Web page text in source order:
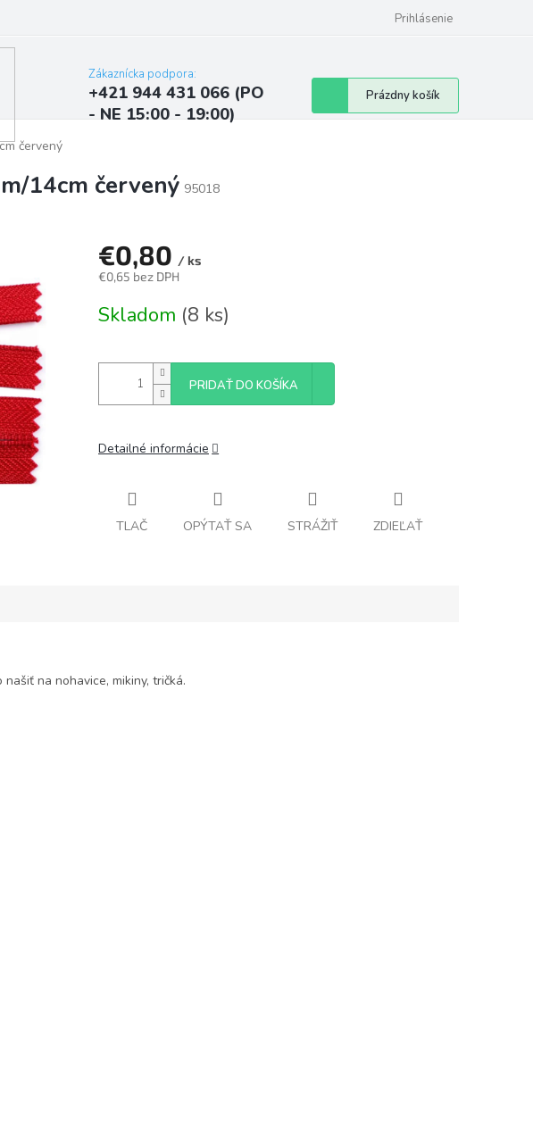
Najčastejšie otázky a odpovede
Prihlásenie
Zákaznícka podpora:
+421 944 431 066 (PO
- NE 15:00 - 19:00)
Nákupný
košík
Prázdny košík
červený
14cm červený 95018
€0,80 / ks
€0,65 bez DPH
cena:
Skladom (8 ks)
PRIDAŤ DO KOŠÍKA
Detailné informácie
TLAČ OPÝTAŤ SA STRÁŽIŤ ZDIEĽAŤ
na nohavice, mikiny, tričká.